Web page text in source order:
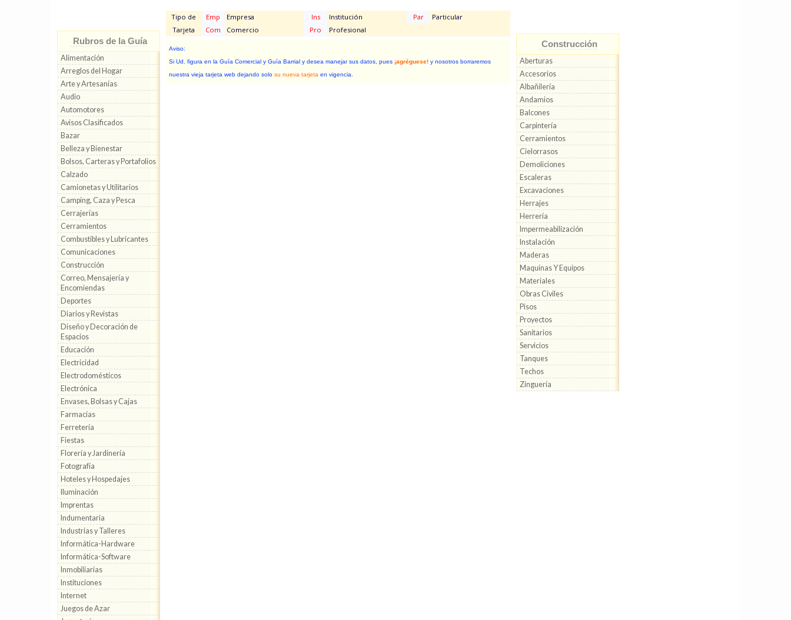
Rubros de la Guía
Alimentación
Arreglos del Hogar
Arte y Artesanías
Audio
Automotores
Avisos Clasificados
Bazar
Belleza y Bienestar
Bolsos, Carteras y Portafolios
Calzado
Camionetas y Utilitarios
Camping, Caza y Pesca
Cerrajerías
Cerramientos
Combustibles y Lubricantes
Comunicaciones
Construcción
Correo, Mensajería y
Encomiendas
Deportes
Diarios y Revistas
Diseño y Decoración de
Espacios
Educación
Electricidad
Electrodomésticos
Electrónica
Envases, Bolsas y Cajas
Farmacias
Ferretería
Fiestas
Florería y Jardinería
Fotografía
Hoteles y Hospedajes
Iluminación
Imprentas
Indumentaria
Industrias y Talleres
Informática-Hardware
Informática-Software
Inmobiliarias
Instituciones
Internet
Juegos de Azar
Tipo de
Tarjeta
Emp Empresa Ins Institución Par
Particular
Com
Comercio Pro Profesional
Aviso:
Si Ud. figura en la Guía Comercial y Guía Barrial y desea manejar sus datos, pues ¡agréguese! y nosotros borraremos
nuestra vieja tarjeta web dejando solo su nueva tarjeta en vigencia.
Construcción
Aberturas
Accesorios
Albañilería
Andamios
Balcones
Carpintería
Cerramientos
Cielorrasos
Demoliciones
Escaleras
Excavaciones
Herrajes
Herrería
Impermeabilización
Instalación
Maderas
Maquinas Y Equipos
Materiales
Obras Civiles
Pisos
Proyectos
Sanitarios
Servicios
Tanques
Techos
Zinguería